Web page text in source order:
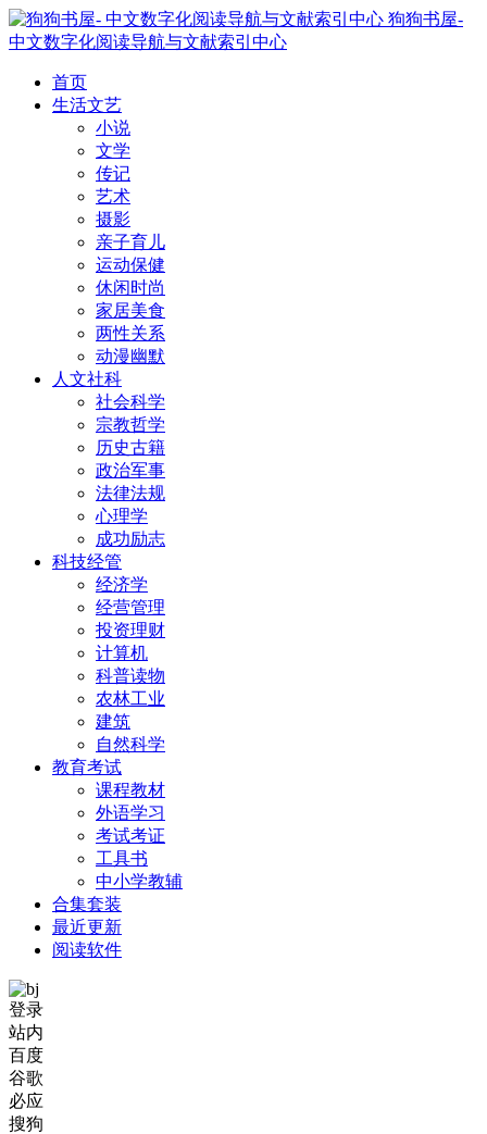
狗狗书屋-
中文数字化阅读导航与文献索引中心
首页
生活文艺
小说
文学
传记
艺术
摄影
亲子育儿
运动保健
休闲时尚
家居美食
两性关系
动漫幽默
人文社科
社会科学
宗教哲学
历史古籍
政治军事
法律法规
心理学
成功励志
科技经管
经济学
经营管理
投资理财
计算机
科普读物
农林工业
建筑
自然科学
教育考试
课程教材
外语学习
考试考证
工具书
中小学教辅
合集套装
最近更新
阅读软件
登录
站内
百度
谷歌
必应
搜狗